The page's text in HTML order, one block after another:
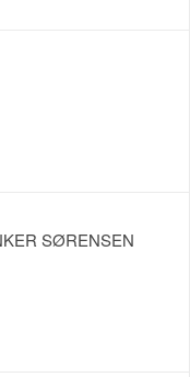
SØRENSEN